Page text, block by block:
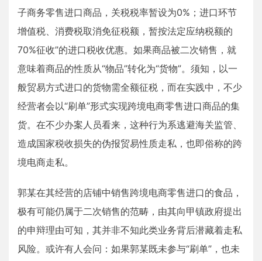
子商务零售进口商品，关税税率暂设为0%；进口环节
增值税、消费税取消免征税额，暂按法定应纳税额的
70%征收”的进口税收优惠。如果商品被二次销售，就
意味着商品的性质从“物品”转化为“货物”。须知，以一
般贸易方式进口的货物需全额征税，而在实践中，不少
经营者会以“刷单”形式实现跨境电商零售进口商品的集
货。在不少办案人员看来，这种行为系逃避海关监管、
造成国家税收损失的伪报贸易性质走私，也即俗称的跨
境电商走私。
郭某在其经营的店铺中销售跨境电商零售进口的食品，
极有可能仍属于二次销售的范畴，由其向甲镇政府提出
的申辩理由可知，其并非不知此类业务背后潜藏着走私
风险。或许有人会问：如果郭某既未参与“刷单”，也未